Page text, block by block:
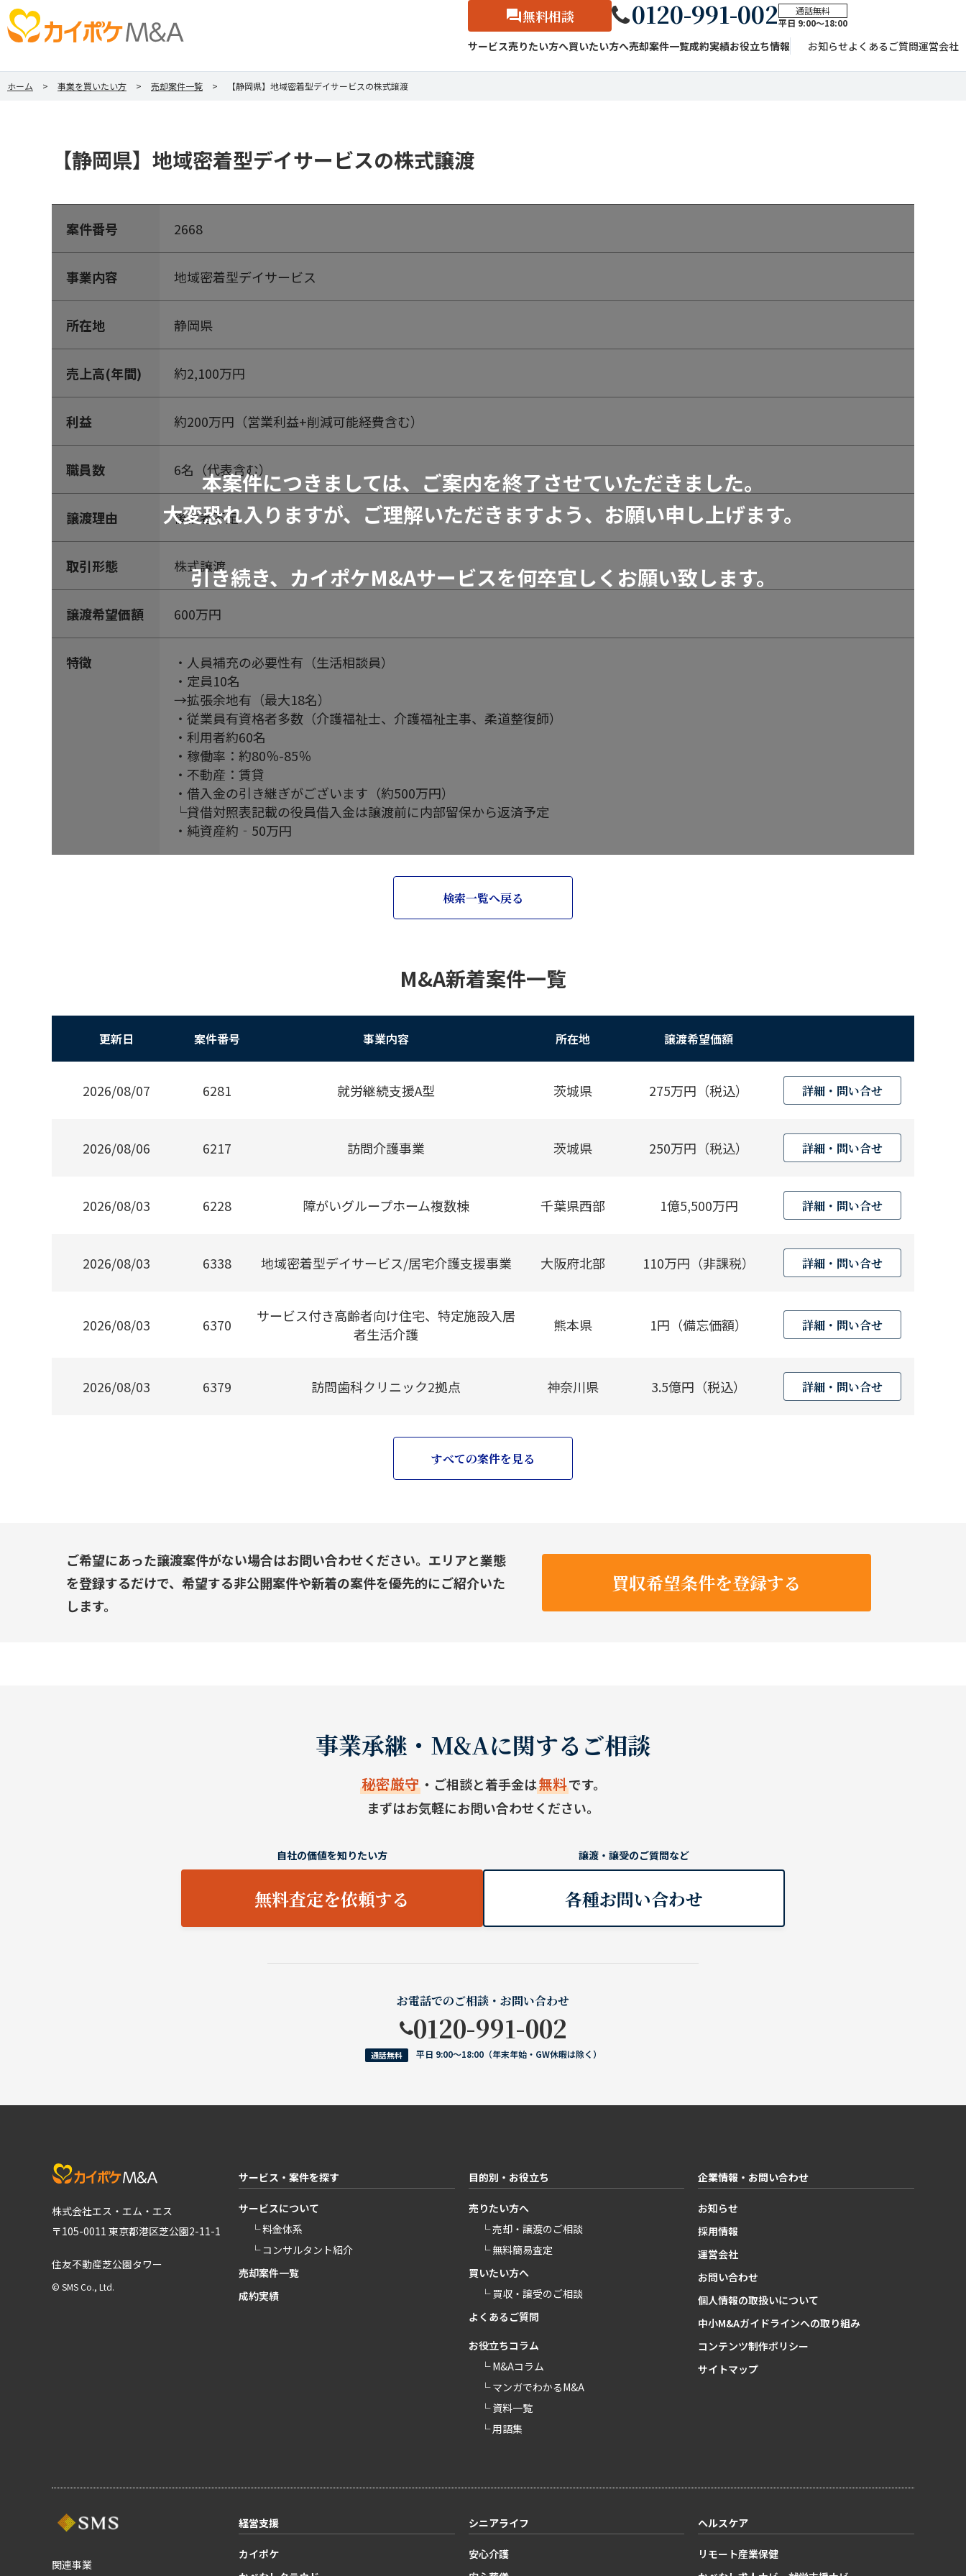
無料相談 0120-991-002
通話無料
平日 9:00〜18:00
サービス売りたい方へ買いたい方へ売却案件一覧成約実績お役立ち情報 お知らせよくあるご質問運営会社
ホーム 事業を買いたい方 売却案件一覧 【静岡県】地域密着型デイサービスの株式譲渡
【静岡県】地域密着型デイサービスの株式譲渡
本案件につきましては、ご案内を終了させていただきました。
大変恐れ入りますが、ご理解いただきますよう、お願い申し上げます。
引き続き、カイポケM&Aサービスを何卒宜しくお願い致します。
案件番号 2668
事業内容 地域密着型デイサービス
所在地 静岡県
売上高(年間) 約2,100万円
利益 約200万円（営業利益+削減可能経費含む）
職員数 6名（代表含む）
譲渡理由 後継者不足
取引形態 株式譲渡
譲渡希望価額 600万円
特徴
・人員補充の必要性有（生活相談員）
・定員10名
→拡張余地有（最大18名）
・従業員有資格者多数（介護福祉士、介護福祉主事、柔道整復師）
・利用者約60名
・稼働率：約80％-85％
・不動産：賃貸
・借入金の引き継ぎがございます（約500万円）
└貸借対照表記載の役員借入金は譲渡前に内部留保から返済予定
・純資産約‐50万円
検索一覧へ戻る
M&A新着案件一覧
更新日 案件番号 事業内容 所在地 譲渡希望価額
2026/08/07 6281 就労継続支援A型 茨城県 275万円（税込） 詳細・問い合せ
2026/08/06 6217 訪問介護事業 茨城県 250万円（税込） 詳細・問い合せ
2026/08/03 6228 障がいグループホーム複数棟 千葉県西部 1億5,500万円 詳細・問い合せ
2026/08/03 6338 地域密着型デイサービス/居宅介護支援事業 大阪府北部 110万円（非課税） 詳細・問い合せ
2026/08/03 6370
サービス付き高齢者向け住宅、特定施設入居
者生活介護
熊本県 1円（備忘価額） 詳細・問い合せ
2026/08/03 6379 訪問歯科クリニック2拠点 神奈川県 3.5億円（税込） 詳細・問い合せ
すべての案件を見る
ご希望にあった譲渡案件がない場合はお問い合わせください。エリアと業態
を登録するだけで、希望する非公開案件や新着の案件を優先的にご紹介いた
します。
買収希望条件を登録する
事業承継・M&Aに関するご相談
秘密厳守 ・ご相談と着手金は無料です。
まずはお気軽にお問い合わせください。
自社の価値を知りたい方
無料査定を依頼する
譲渡・譲受のご質問など
各種お問い合わせ
お電話でのご相談・お問い合わせ
0120-991-002
通話無料 平日 9:00〜18:00（年末年始・GW休暇は除く）
株式会社エス・エム・エス
〒105-0011 東京都港区芝公園2-11-1
住友不動産芝公園タワー
© SMS Co., Ltd.
サービス・案件を探す
サービスについて
└ 料金体系
└ コンサルタント紹介
売却案件一覧
成約実績
目的別・お役立ち
売りたい方へ
└ 売却・譲渡のご相談
└ 無料簡易査定
買いたい方へ
└ 買収・譲受のご相談
よくあるご質問
お役立ちコラム
└ M&Aコラム
└ マンガでわかるM&A
└ 資料一覧
└ 用語集
企業情報・お問い合わせ
お知らせ
採用情報
運営会社
お問い合わせ
個人情報の取扱いについて
中小M&Aガイドラインへの取り組み
コンテンツ制作ポリシー
サイトマップ
関連事業
経営支援
カイポケ
シニアライフ
安心介護
ヘルスケア
リモート産業保健